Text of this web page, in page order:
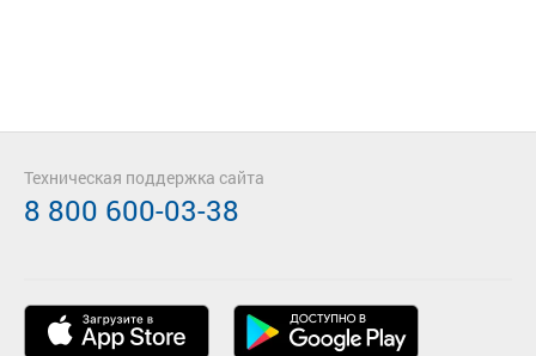
Техническая поддержка сайта
8 800 600-03-38